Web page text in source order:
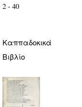
2 - 40
Καππαδοκικά
Βιβλίο